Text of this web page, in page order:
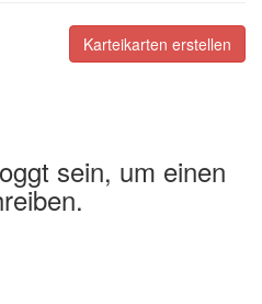
Karteikarten erstellen
sein, um einen